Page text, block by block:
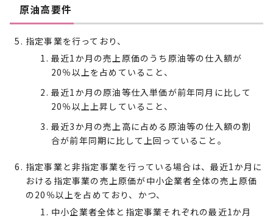
原油高要件
指定事業を行っており、
最近1か月の売上原価のうち原油等の仕入額が
20％以上を占めていること、
最近1か月の原油等仕入単価が前年同月に比して
20％以上上昇していること、
最近3か月の売上高に占める原油等の仕入額の割
合が前年同期に比して上回っていること。
指定事業と非指定事業を行っている場合は、最近1か月に
おける指定事業の売上原価が中小企業者全体の売上原価
の20％以上を占めており、かつ、
中小企業者全体と指定事業それぞれの最近1か月